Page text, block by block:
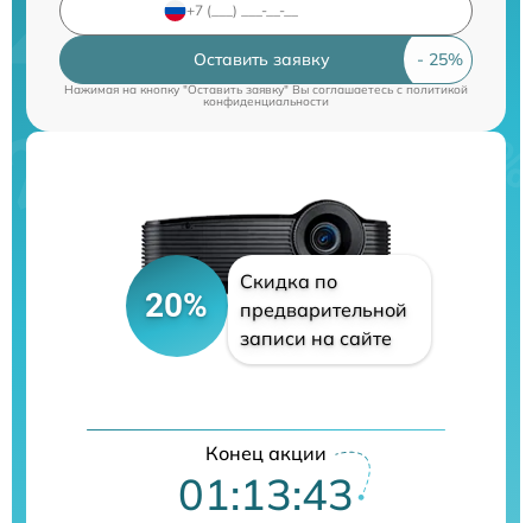
Оставить заявку
Нажимая на кнопку "Оставить заявку" Вы соглашаетесь cполитикой
конфиденциальности
20%
Скидка по
предварительной
записи на сайте
Конец акции
01:13:43